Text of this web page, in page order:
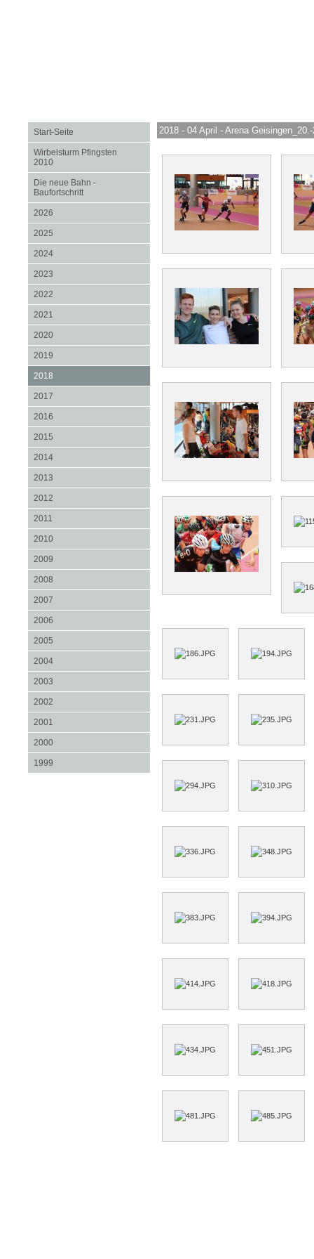
Start-Seite
Wirbelsturm Pfingsten
2010
Die neue Bahn -
Baufortschritt
2026
2025
2024
2023
2022
2021
2020
2019
2018
2017
2016
2015
2014
2013
2012
2011
2010
2009
2008
2007
2006
2005
2004
2003
2002
2001
2000
1999
2018 - 04 April - Arena